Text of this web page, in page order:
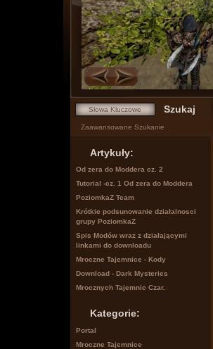
0 1
Zaawansowane Szukanie
Artykuły:
Od zera do Moddera cz. 2
Tutorial -cz. 1 Od zera do Moddera
PoziomkaZ Team
Krótkie podsunowanie działalnosci
grupy PoziomkaZ
Spis Modów wraz z działającymi
linkami do downloadu
Mroczne Tajemnice - Kody
Download - Dark Mysteries
Mrocznych Tajemnic Czar.
Kategorie:
Portal
Mroczne Tajemnice